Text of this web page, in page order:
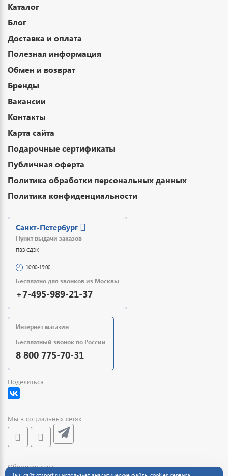
Каталог
Блог
Доставка и оплата
Полезная информация
Обмен и возврат
Бренды
Вакансии
Контакты
Карта сайта
Подарочные сертификаты
Публичная оферта
Политика обработки персональных данных
Политика конфиденциальности
Санкт-Петербург
Пункт выдачи заказов
ПВЗ СДЭК
10:00-19:00
Бесплатно для звонков из Москвы
+7-495-989-21-37
Интернет магазин
Бесплатный звонок по России
8 800 775-70-31
Поделиться
Мы в социальных сетях
Обратная связь